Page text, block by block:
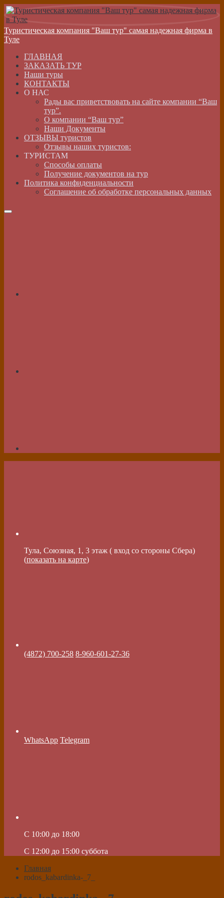
Туристическая компания "Ваш тур" самая надежная фирма в
Туле
ГЛАВНАЯ
ЗАКАЗАТЬ ТУР
Наши туры
КОНТАКТЫ
О НАС
Рады вас приветствовать на сайте компании “Ваш
тур”.
О компании “Ваш тур”
Наши Документы
ОТЗЫВЫ туристов
Отзывы наших туристов:
ТУРИСТАМ
Способы оплаты
Получение документов на тур
Политика конфиденциальности
Соглашение об обработке персональных данных
Тула, Союзная, 1, 3 этаж ( вход со стороны Сбера)
(показать на карте)
(4872) 700-258 8-960-601-27-36
WhatsApp Telegram
C 10:00 до 18:00
C 12:00 до 15:00 суббота
Главная
rodos_kabardinka-_7_